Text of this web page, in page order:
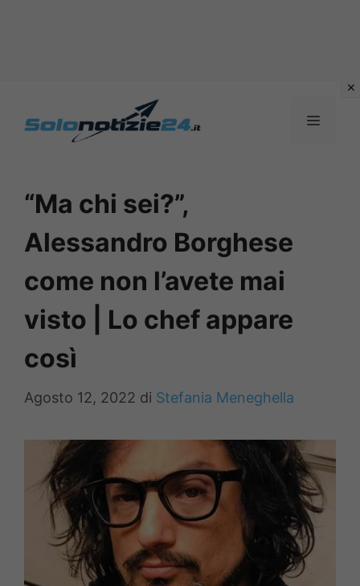
MENU
“Ma chi sei?”,
Alessandro Borghese
come non l’avete mai
visto | Lo chef appare
così
Agosto 12, 2022 di Stefania Meneghella